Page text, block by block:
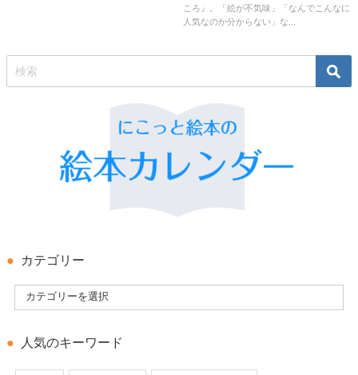
ころ』。「絵が不気味」「なんでこんなに
人気なのか分からない」な...
カテゴリー
人気のキーワード